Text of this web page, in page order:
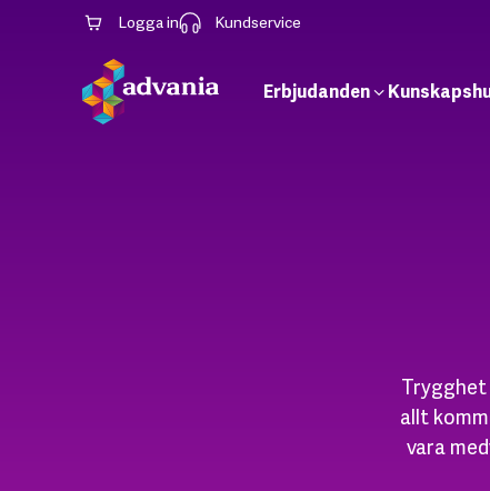
Logga in Kundservice
Erbjudanden
allt
vara